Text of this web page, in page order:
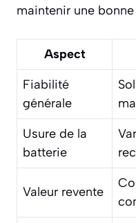
maintenir une
Aspect
Fiabilité
générale
Usure de la
batterie
Valeur revente